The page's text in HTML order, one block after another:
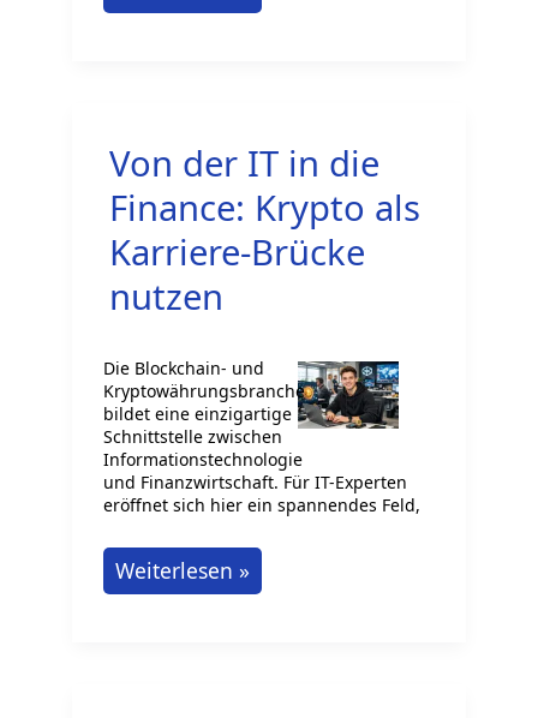
mit
gewinnen
im
deutschen
Gesundheitsmarkt
an
Von der IT in die
Finance: Krypto als
Karriere-Brücke
nutzen
Die Blockchain- und
Kryptowährungsbranche
bildet eine einzigartige
Schnittstelle zwischen
Informationstechnologie
und Finanzwirtschaft. Für IT-Experten
eröffnet sich hier ein spannendes Feld,
Von
der
Weiterlesen »